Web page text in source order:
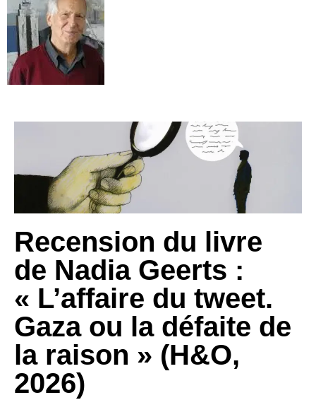
Recension du livre
de Nadia Geerts :
« L’affaire du tweet.
Gaza ou la défaite de
la raison » (H&O,
2026)